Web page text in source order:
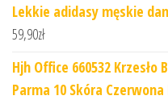
Lekkie adidasy męskie
59,90zł
Hjh Office 660532 Krzesło
Parma 10 Skóra